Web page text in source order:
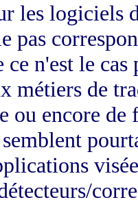
les logiciels
pas
ce n'est le
métiers de
ou encore de